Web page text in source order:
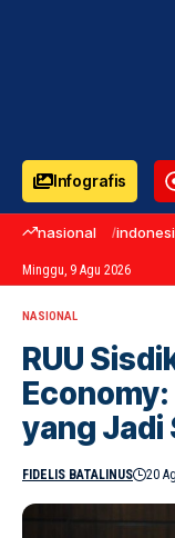
Infografis
nasional
Minggu, 9 Agu 2026
NASIONAL
RUU
yang Jadi
FIDELIS BATALINUS 20